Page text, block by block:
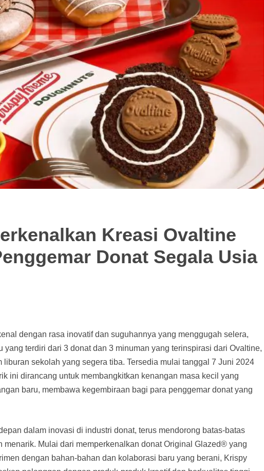
Kreasi Ovaltine
Donat Segala Usia
dengan rasa inovatif dan suguhannya yang menggugah selera,
yang terdiri dari 3 donat dan 3 minuman yang terinspirasi dari Ovaltine,
liburan sekolah yang segera tiba. Tersedia mulai tanggal 7 Juni 2024
ini dirancang untuk membangkitkan kenangan masa kecil yang
baru, membawa kegembiraan bagi para penggemar donat yang
dalam inovasi di industri donat, terus mendorong batas-batas
menarik. Mulai dari memperkenalkan donat Original Glazed® yang
dengan bahan-bahan dan kolaborasi baru yang berani, Krispy